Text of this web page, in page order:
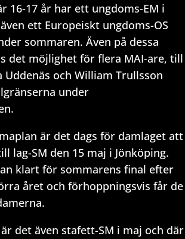
16-17 år har ett ungdoms-EM i
ett Europeiskt ungdoms-OS
sommaren. Även på dessa
det möjlighet för flera MAI-are, till
Uddenäs och William Trullsson
under
är det dags för damlaget att
lag-SM den 15 maj i Jönköping.
klart för sommarens final efter
året och förhoppningsvis får de
det även stafett-SM i maj och där